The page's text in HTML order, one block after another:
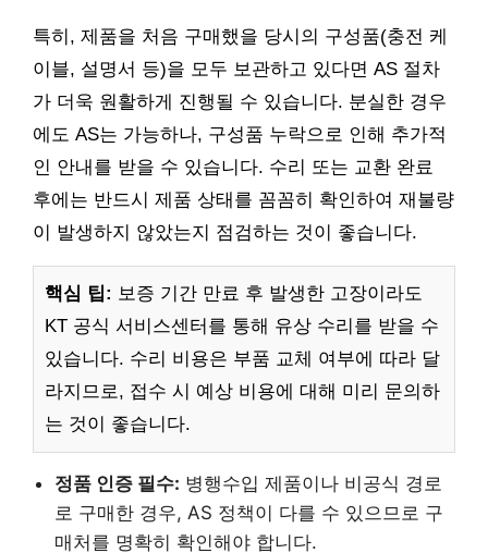
특히, 제품을 처음 구매했을 당시의 구성품(충전 케
이블, 설명서 등)을 모두 보관하고 있다면 AS 절차
가 더욱 원활하게 진행될 수 있습니다. 분실한 경우
에도 AS는 가능하나, 구성품 누락으로 인해 추가적
인 안내를 받을 수 있습니다. 수리 또는 교환 완료
후에는 반드시 제품 상태를 꼼꼼히 확인하여 재불량
이 발생하지 않았는지 점검하는 것이 좋습니다.
핵심 팁: 보증 기간 만료 후 발생한 고장이라도
KT 공식 서비스센터를 통해 유상 수리를 받을 수
있습니다. 수리 비용은 부품 교체 여부에 따라 달
라지므로, 접수 시 예상 비용에 대해 미리 문의하
는 것이 좋습니다.
정품 인증 필수: 병행수입 제품이나 비공식 경로
로 구매한 경우, AS 정책이 다를 수 있으므로 구
매처를 명확히 확인해야 합니다.